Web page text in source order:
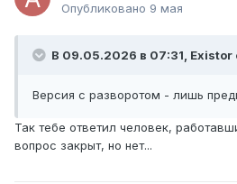
Опубликовано 9 мая
В 09.05.2026 в 07:31, Existor
Версия с разворотом - лишь
Так тебе ответил человек,
вопрос закрыт, но нет...